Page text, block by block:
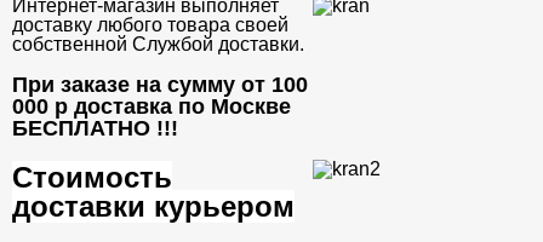
Интернет-магазин выполняет
доставку любого товара своей
собственной Службой доставки.
При заказе на сумму от 100
000 р доставка по Москве
БЕСПЛАТНО !!!
Стоимость
доставки курьером